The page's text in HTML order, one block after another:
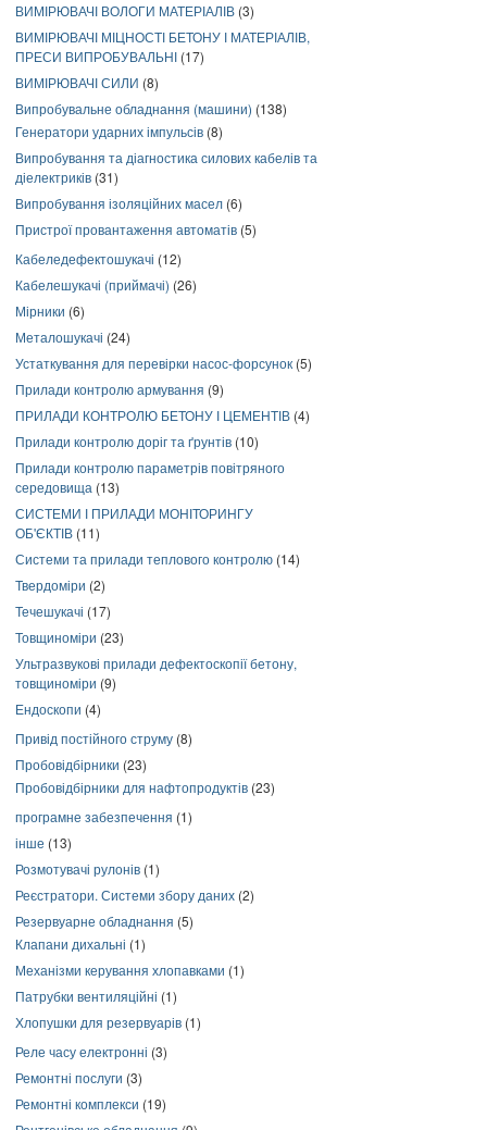
ВИМІРЮВАЧІ ВОЛОГИ МАТЕРІАЛІВ (3)
ВИМІРЮВАЧІ МІЦНОСТІ БЕТОНУ І МАТЕРІАЛІВ,
ПРЕСИ ВИПРОБУВАЛЬНІ (17)
ВИМІРЮВАЧІ СИЛИ (8)
Випробувальне обладнання (машини) (138)
Генератори ударних імпульсів (8)
Випробування та діагностика силових кабелів та
діелектриків (31)
Випробування ізоляційних масел (6)
Пристрої провантаження автоматів (5)
Кабеледефектошукачі (12)
Кабелешукачі (приймачі) (26)
Мірники (6)
Металошукачі (24)
Устаткування для перевірки насос-форсунок (5)
Прилади контролю армування (9)
ПРИЛАДИ КОНТРОЛЮ БЕТОНУ І ЦЕМЕНТІВ (4)
Прилади контролю доріг та ґрунтів (10)
Прилади контролю параметрів повітряного
середовища (13)
СИСТЕМИ І ПРИЛАДИ МОНІТОРИНГУ
ОБ'ЄКТІВ (11)
Системи та прилади теплового контролю (14)
Твердоміри (2)
Течешукачі (17)
Товщиноміри (23)
Ультразвукові прилади дефектоскопії бетону,
товщиноміри (9)
Ендоскопи (4)
Привід постійного струму (8)
Пробовідбірники (23)
Пробовідбірники для нафтопродуктів (23)
програмне забезпечення (1)
інше (13)
Розмотувачі рулонів (1)
Реєстратори. Системи збору даних (2)
Резервуарне обладнання (5)
Клапани дихальні (1)
Механізми керування хлопавками (1)
Патрубки вентиляційні (1)
Хлопушки для резервуарів (1)
Реле часу електронні (3)
Ремонтні послуги (3)
Ремонтні комплекси (19)